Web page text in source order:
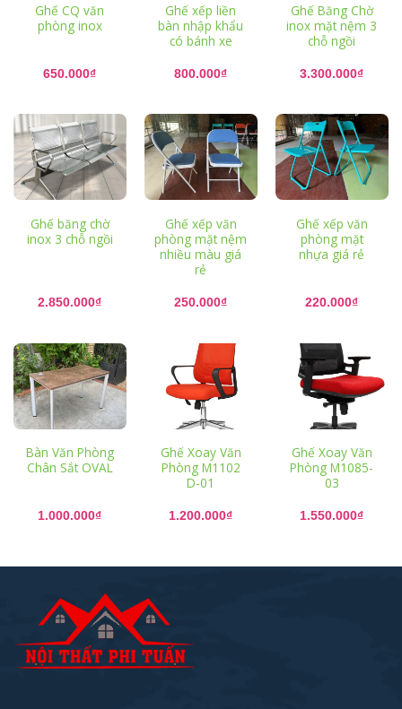
Ghế CQ văn
phòng inox
650.000₫
Ghế xếp liền
bàn nhập khẩu
có bánh xe
800.000₫
Ghế Băng Chờ
inox mặt nệm 3
chỗ ngồi
3.300.000₫
Ghế băng chờ
inox 3 chỗ ngồi
2.850.000₫
Ghế xếp văn
phòng mặt nệm
nhiều màu giá
rẻ
250.000₫
Ghế xếp văn
phòng mặt
nhựa giá rẻ
220.000₫
Bàn Văn Phòng
Chân Sắt OVAL
1.000.000₫
Ghế Xoay Văn
Phòng M1102
D-01
1.200.000₫
Ghế Xoay Văn
Phòng M1085-
03
1.550.000₫